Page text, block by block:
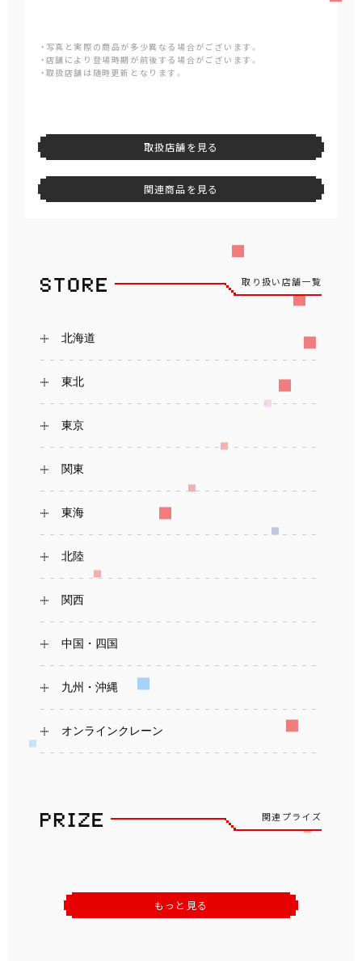
・写真と実際の商品が多少異なる場合がございます。
・店舗により登場時期が前後する場合がございます。
・取扱店舗は随時更新となります。
取扱店舗を見る
関連商品を見る
取り扱い店舗一覧
北海道
東北
東京
関東
東海
北陸
関西
中国・四国
九州・沖縄
オンラインクレーン
関連プライズ
もっと見る